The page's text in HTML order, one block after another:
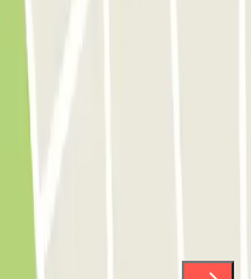
et
des concours et